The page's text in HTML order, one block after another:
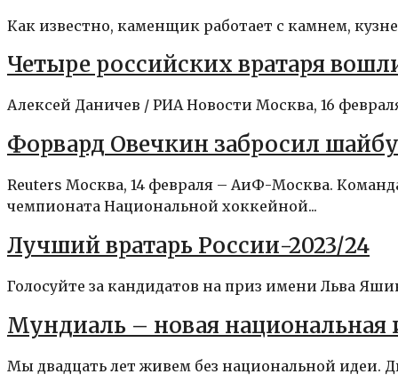
Как известно, каменщик работает с камнем,
Четыре российских вратаря
Алексей Даничев / РИА Новости Москва, 16
Форвард Овечкин забросил
Reuters Москва, 14 февраля – АиФ-Москва.
чемпионата Национальной хоккейной...
Лучший вратарь России-2023/24
Голосуйте за кандидатов на приз имени Льва
Мундиаль – новая национальная
Мы двадцать лет живем без национальной идеи.